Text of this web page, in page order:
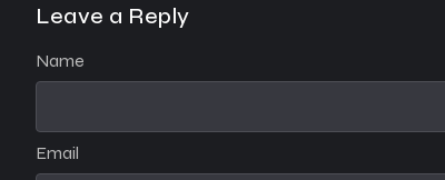
Leave a Reply
Name
Email